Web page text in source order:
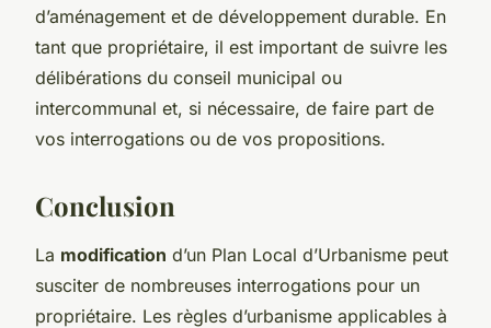
d’aménagement et de développement durable. En
tant que propriétaire, il est important de suivre les
délibérations du conseil municipal ou
intercommunal et, si nécessaire, de faire part de
vos interrogations ou de vos propositions.
Conclusion
La modification d’un Plan Local d’Urbanisme peut
susciter de nombreuses interrogations pour un
propriétaire. Les règles d’urbanisme applicables à